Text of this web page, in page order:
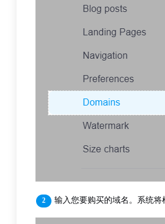
输入您要购买的域名。系统